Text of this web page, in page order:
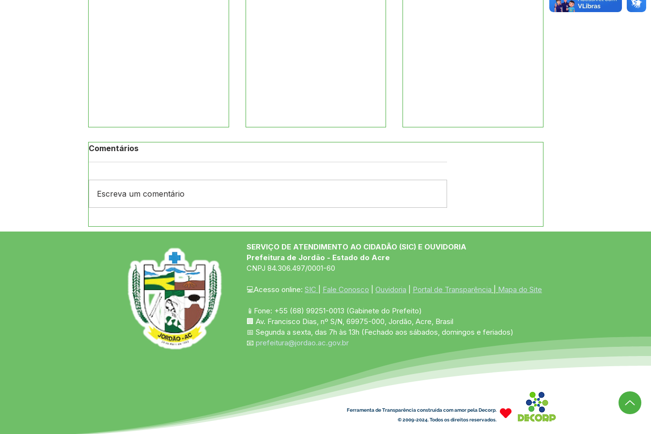
Dourado: Um Mês de
Conscientização
Internacional da Mulher
campanha Agosto
Dourado com celebração
da Semana do Bebê
Comentários
Escreva um comentário
SERVIÇO DE ATENDIMENTO AO CIDADÃO (SIC) E OUVIDORIA
Prefeitura de Jordão - Estado do Acre
CNPJ 84.306.497/0001-60
💻Acesso online: SIC Fale Conosco Ouvidoria Portal de Transparência Mapa do Site
📱Fone: +55 (68) 99251-0013 (Gabinete do Prefeito)
🏢 Av. Francisco Dias, nº S/N, 69975-000, Jordão, Acre, Brasil
📅 Segunda a sexta, das 7h às 13h (Fechado aos sábados, domingos e feriados)
📧 prefeitura@jordao.ac.gov.br
Ferramenta de Transparência construída com amor pela Decorp.
© 2009-2024. Todos os direitos reservados.